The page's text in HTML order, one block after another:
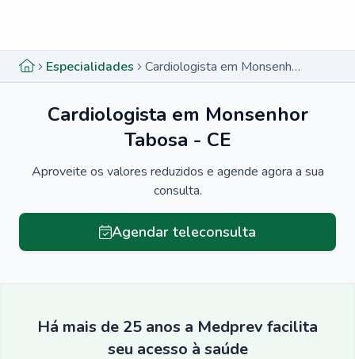
Especialidades Cardiologista em Monsenhor Tabosa - CE
Cardiologista em Monsenhor
Tabosa - CE
Aproveite os valores reduzidos e agende agora a sua
consulta.
Agendar teleconsulta
Há mais de 25 anos a Medprev facilita
seu acesso à saúde